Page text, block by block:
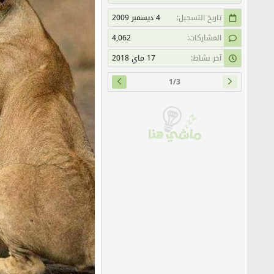
تاريخ التسجيل
4 ديسمبر 2009
المشاركات
4,062
آخر نشاط
17 ماي 2018
1/3